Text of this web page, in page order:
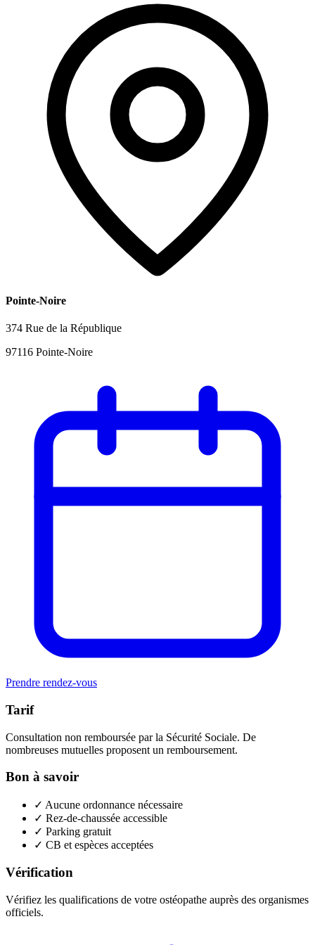
Pointe-Noire
374 Rue de la République
97116 Pointe-Noire
Prendre rendez-vous
Tarif
Consultation non remboursée par la Sécurité Sociale. De
nombreuses mutuelles proposent un remboursement.
Bon à savoir
✓ Aucune ordonnance nécessaire
✓ Rez-de-chaussée accessible
✓ Parking gratuit
✓ CB et espèces acceptées
Vérification
Vérifiez les qualifications de votre ostéopathe auprès des organismes
officiels.